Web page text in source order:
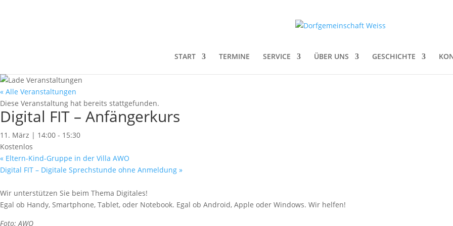
START TERMINE SERVICE ÜBER UNS GESCHICHTE
« Alle Veranstaltungen
Diese Veranstaltung hat bereits stattgefunden.
Digital FIT – Anfängerkurs
11. März | 14:00 - 15:30
Kostenlos
« Eltern-Kind-Gruppe in der Villa AWO
Digital FIT – Digitale Sprechstunde ohne Anmeldung »
Wir unterstützen Sie beim Thema Digitales!
Egal ob Handy, Smartphone, Tablet, oder Notebook. Egal ob Android, Apple oder Windows. Wir helfen!
Foto: AWO